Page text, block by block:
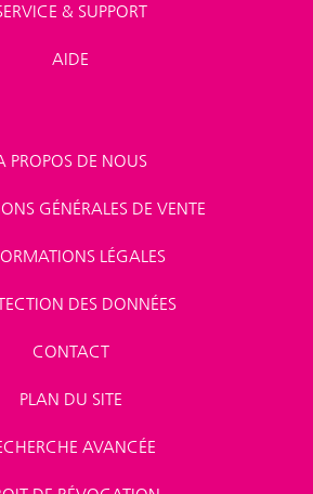
& SUPPORT
AIDE
PROPOS DE NOUS
GÉNÉRALES DE VENTE
LÉGALES
DES DONNÉES
CONTACT
PLAN DU SITE
AVANCÉE